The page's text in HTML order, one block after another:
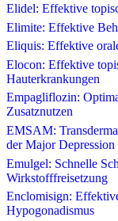
Elidel: Effektive
Elimite: Effektive
Eliquis: Effektive
Elocon: Effektive
Hauterkrankungen
Empagliflozin:
Zusatznutzen
EMSAM:
der Major Depression
Emulgel: Schnelle
Wirkstofffreisetzung
Enclomisign:
Hypogonadismus